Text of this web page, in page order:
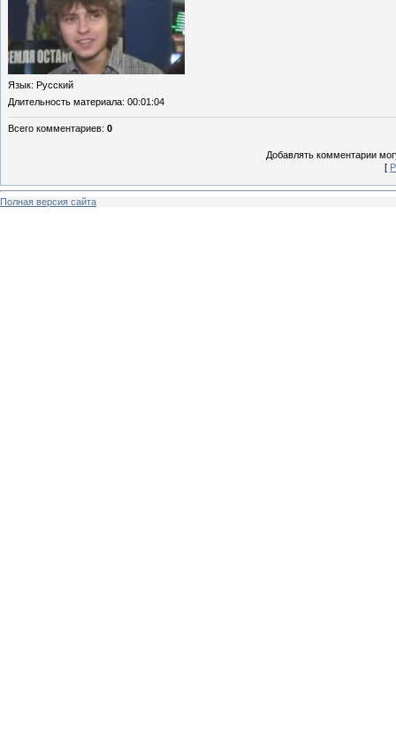
Язык: Русский
Длительность материала: 00:01:04
Всего комментариев: 0
Добавлять комментарии
[
Полная версия сайта